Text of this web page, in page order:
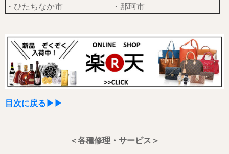
・ひたちなか市
・那珂市
目次に戻る▶▶
＜各種修理・サービス＞